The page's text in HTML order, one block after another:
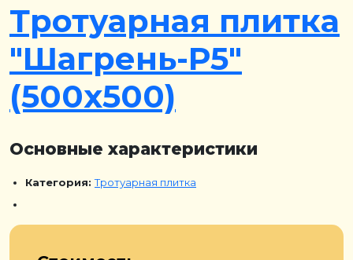
Тротуарная плитка
"Шагрень-Р5"
(500х500)
Основные характеристики
Категория:Тротуарная плитка